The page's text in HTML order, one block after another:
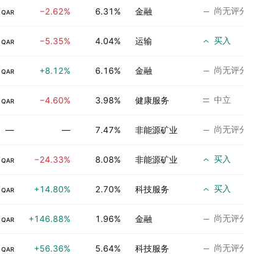
QAR −2.62% 6.31% 金融 尚无评分
QAR −5.35% 4.04% 运输 买入
QAR +8.12% 6.16% 金融 尚无评分
QAR −4.60% 3.98% 健康服务 中立
— — 7.47% 非能源矿业 尚无评分
QAR −24.33% 8.08% 非能源矿业 买入
QAR +14.80% 2.70% 科技服务 买入
QAR +146.88% 1.96% 金融 尚无评分
QAR +56.36% 5.64% 科技服务 尚无评分